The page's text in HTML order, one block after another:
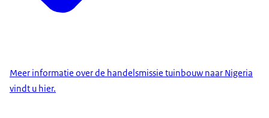
Meer informatie over de handelsmissie tuinbouw naar Nigeria
vindt u hier.